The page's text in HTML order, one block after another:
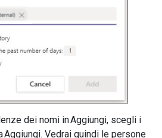
dei nomi in Aggiungi, scegli i
Vedrai quindi le persone